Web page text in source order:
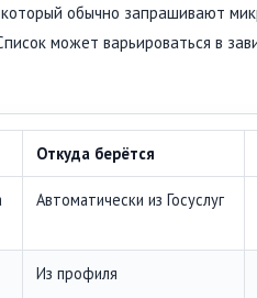
обычно запрашивают
может варьироваться в
Откуда берётся
Автоматически из Госуслуг
Из профиля